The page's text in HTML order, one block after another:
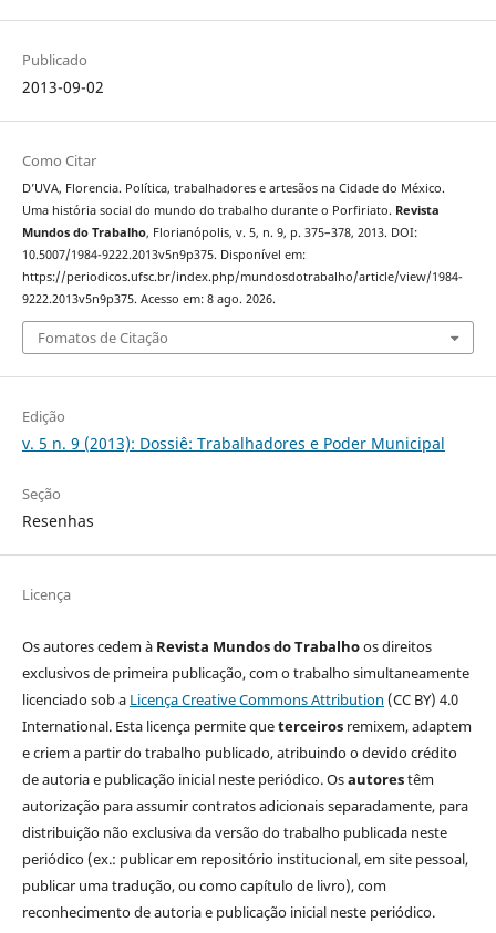
Publicado
2013-09-02
Como Citar
D’UVA, Florencia. Política, trabalhadores e artesãos na Cidade do México.
Uma história social do mundo do trabalho durante o Porfiriato. Revista
Mundos do Trabalho, Florianópolis, v. 5, n. 9, p. 375–378, 2013. DOI:
10.5007/1984-9222.2013v5n9p375. Disponível em:
https://periodicos.ufsc.br/index.php/mundosdotrabalho/article/view/1984-
9222.2013v5n9p375. Acesso em: 8 ago. 2026.
Fomatos de Citação
Edição
v. 5 n. 9 (2013): Dossiê: Trabalhadores e Poder Municipal
Seção
Resenhas
Licença
Os autores cedem à Revista Mundos do Trabalhoos direitos
exclusivos de primeira publicação, com o trabalho simultaneamente
licenciado sob a Licença Creative Commons Attribution (CC BY) 4.0
International. Esta licença permite queterceirosremixem, adaptem
e criem a partir do trabalho publicado, atribuindo o devido crédito
de autoria e publicação inicial neste periódico. Osautorestêm
autorização para assumir contratos adicionais separadamente, para
distribuição não exclusiva da versão do trabalho publicada neste
periódico (ex.: publicar em repositório institucional, em site pessoal,
publicar uma tradução, ou como capítulo de livro), com
reconhecimento de autoria e publicação inicial neste periódico.